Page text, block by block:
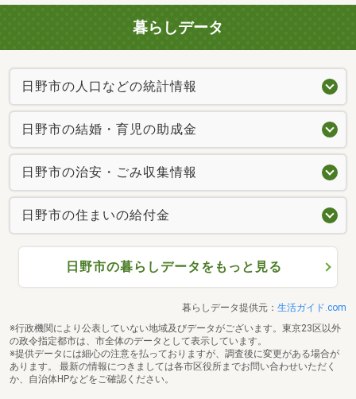
暮らしデータ
日野市の人口などの統計情報
日野市の結婚・育児の助成金
日野市の治安・ごみ収集情報
日野市の住まいの給付金
日野市の暮らしデータをもっと見る
暮らしデータ提供元： 生活ガイド.com
※行政機関により公表していない地域及びデータがございます。東京23区以外
の政令指定都市は、市全体のデータとして表示しています。
※提供データには細心の注意を払っておりますが、調査後に変更がある場合が
あります。 最新の情報につきましては各市区役所までお問い合わせいただく
か、自治体HPなどをご確認ください。